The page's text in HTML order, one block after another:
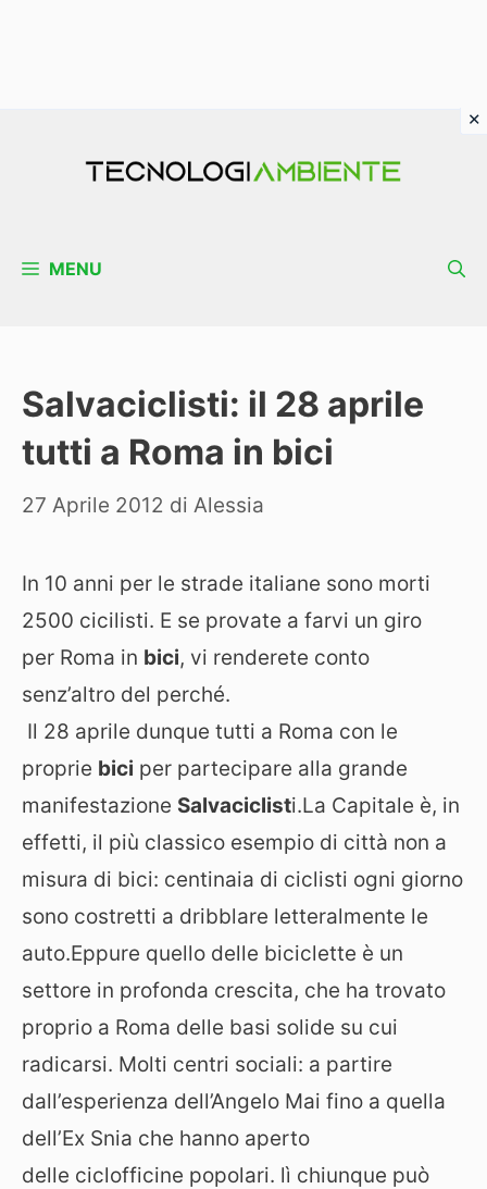
MENU
Salvaciclisti: il 28 aprile
tutti a Roma in bici
27 Aprile 2012 di Alessia
In 10 anni per le strade italiane sono morti
2500 cicilisti. E se provate a farvi un giro
per Roma in bici, vi renderete conto
senz’altro del perché.
Il 28 aprile dunque tutti a Roma con le
proprie bici per partecipare alla grande
manifestazione Salvaciclisti.La Capitale è, in
effetti, il più classico esempio di città non a
misura di bici: centinaia di ciclisti ogni giorno
sono costretti a dribblare letteralmente le
auto.Eppure quello delle biciclette è un
settore in profonda crescita, che ha trovato
proprio a Roma delle basi solide su cui
radicarsi. Molti centri sociali: a partire
dall’esperienza dell’Angelo Mai fino a quella
dell’Ex Snia che hanno aperto
delle ciclofficine popolari. lì chiunque può